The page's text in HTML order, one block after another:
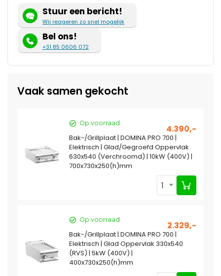
Stuur een bericht!
Wij reageren zo snel mogelijk
Bel ons!
+31 85 0606 072
Vaak samen gekocht
Op voorraad
4.390,-
Bak-/Grillplaat | DOMINA PRO 700 |
Elektrisch | Glad/Gegroefd Oppervlak
630x540 (Verchroomd) | 10kW (400V) |
700x730x250(h)mm
1
Op voorraad
2.329,-
Bak-/Grillplaat | DOMINA PRO 700 |
Elektrisch | Glad Oppervlak 330x540
(RVS) | 5kW (400V) |
400x730x250(h)mm